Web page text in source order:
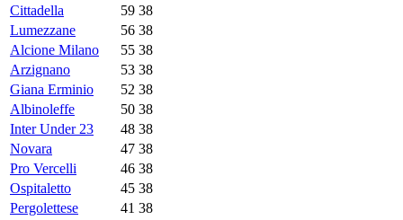
Cittadella
59 38
Lumezzane
56 38
Alcione Milano
55 38
Arzignano
53 38
Giana Erminio
52 38
Albinoleffe
50 38
Inter Under 23
48 38
Novara
47 38
Pro Vercelli
46 38
Ospitaletto
45 38
Pergolettese
41 38